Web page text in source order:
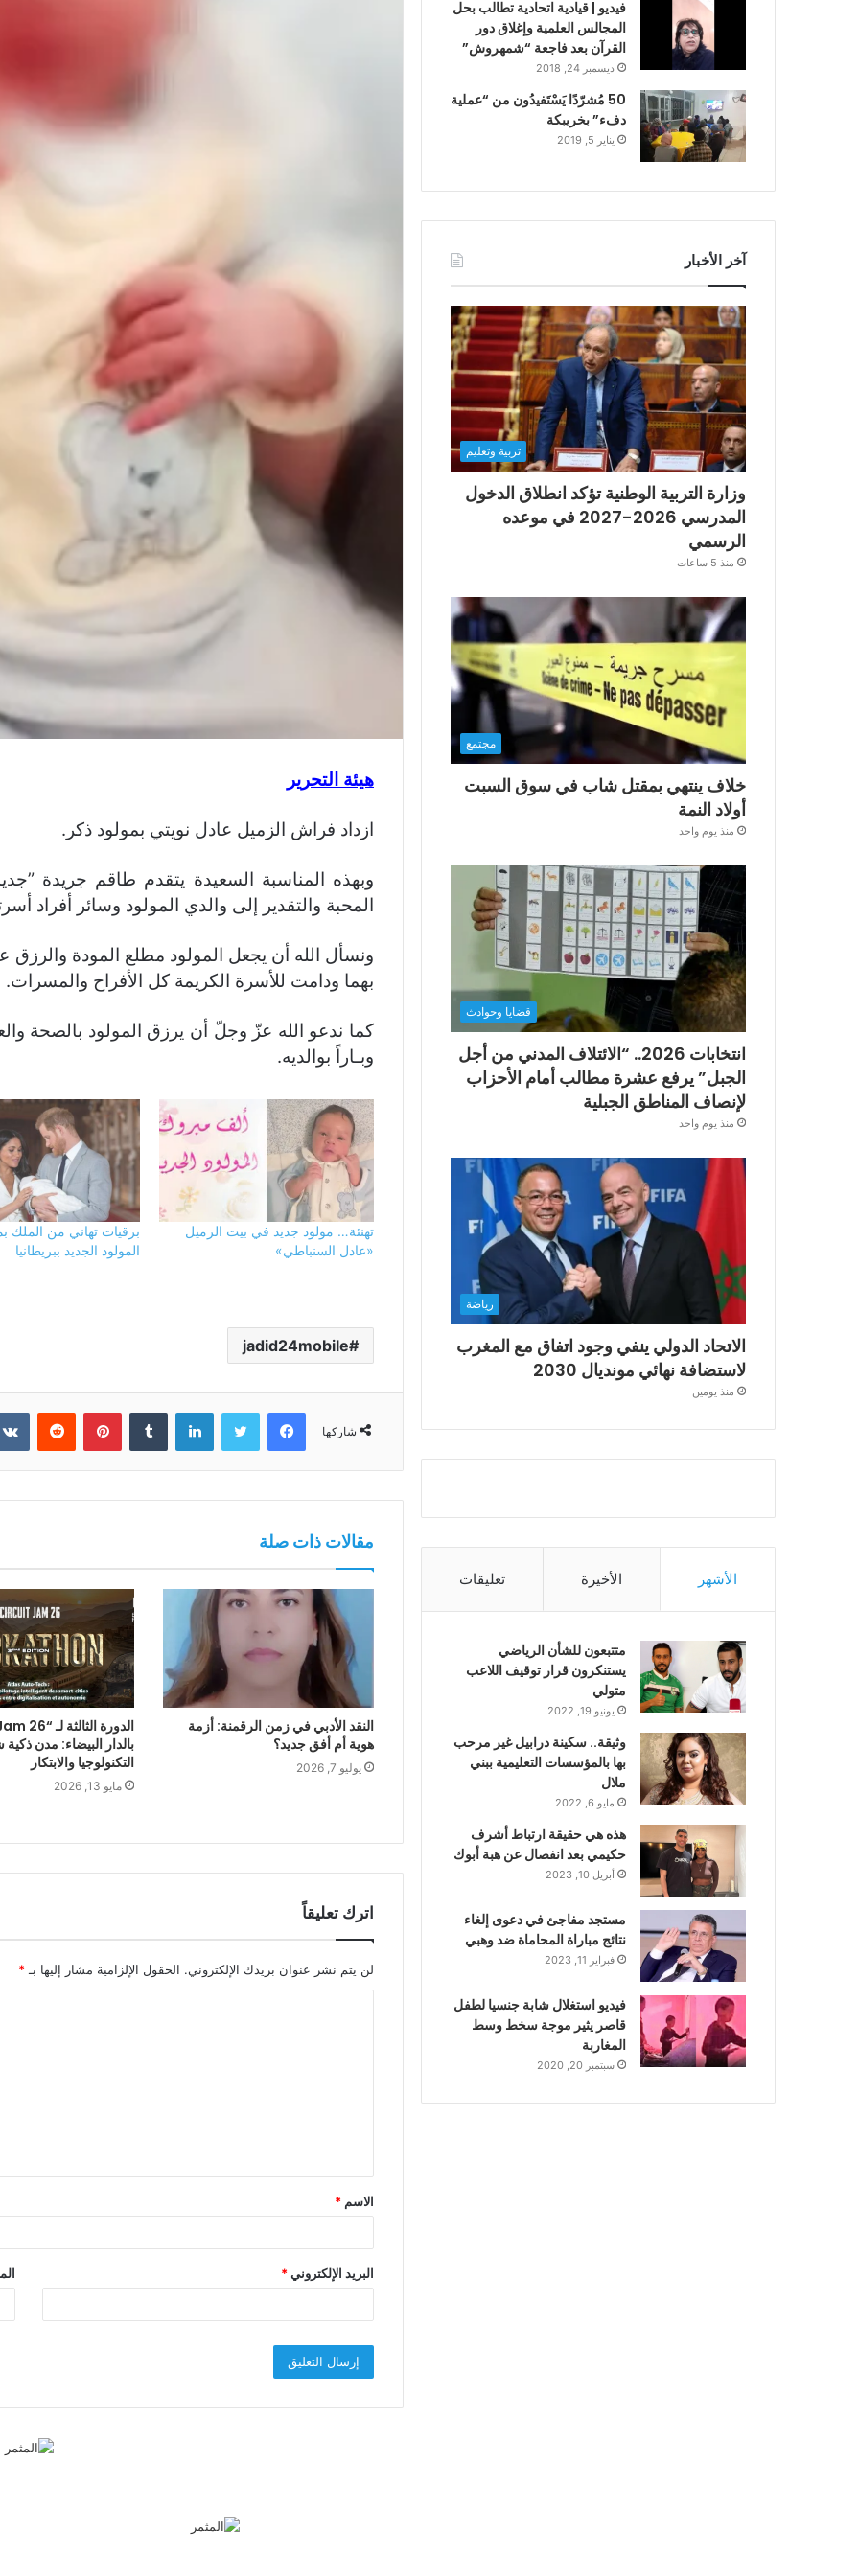
هيئة التحرير
ازداد فراش الزميل عادل نويتي بمولود ذكر.
المحبة والتقدير إلى والدي المولود وسائر أفراد
ونسأل الله أن يجعل المولود مطلع المودة والرزق
بهما ودامت للأسرة الكريمة كل الأفراح والمسرات.
كما ندعو الله عزّ وجلّ أن يرزق المولود بالصحة
وبـاراً بوالديه.
تهنئة… مولود جديد في بيت الزميل
«عادل السنباطي»
برقيات تهاني من الملك
المولود الجديد ببريطانيا
jadid24mobile
شاركها
فيسبوك تويتر لينكدإن بينتيريست
مقالات ذات صلة
النقد الأدبي في زمن الرقمنة: أزمة
هوية أم أفق جديد؟
يوليو 7, 2026
بالدار البيضاء: مدن ذكية
التكنولوجيا والابتكار
مايو 13, 2026
اترك تعليقاً
لن يتم نشر عنوان بريدك الإلكتروني. الحقول الإلزامية مشار إليها بـ *
ق
*
الاسم *
البريد الإلكتروني*
فيديو | قيادية اتحادية تطالب بحل
المجالس العلمية وإغلاق دور
القرآن بعد فاجعة “شمهروش”
ديسمبر 24, 2018
50 مُشرّدًا يَسْتَفيدُون من “عملية
دفء” بخريبكة
يناير 5, 2019
آخر الأخبار
تربية وتعليم
وزارة التربية الوطنية تؤكد انطلاق الدخول
المدرسي 2026-2027 في موعده
الرسمي
منذ 5 ساعات
مجتمع
خلاف ينتهي بمقتل شاب في سوق السبت
أولاد النمة
منذ يوم واحد
قضايا وحوادث
انتخابات 2026.. “الائتلاف المدني من أجل
الجبل” يرفع عشرة مطالب أمام الأحزاب
لإنصاف المناطق الجبلية
منذ يوم واحد
رياضة
الاتحاد الدولي ينفي وجود اتفاق مع المغرب
لاستضافة نهائي مونديال 2030
منذ يومين
الأشهر الأخيرة تعليقات
متتبعون للشأن الرياضي
يستنكرون قرار توقيف اللاعب
متولي
يونيو 19, 2022
وثيقة.. سكينة درابيل غير مرحب
بها بالمؤسسات التعليمية ببني
ملال
مايو 6, 2022
هذه هي حقيقة ارتباط أشرف
حكيمي بعد انفصال عن هبة أبوك
أبريل 10, 2023
مستجد مفاجئ في دعوى إلغاء
نتائج مباراة المحاماة ضد وهبي
فبراير 11, 2023
فيديو استغلال شابة جنسيا لطفل
قاصر يثير موجة سخط وسط
المغاربة
سبتمبر 20, 2020